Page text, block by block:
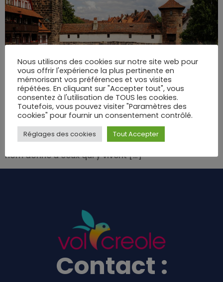
Comment s’appellent les habitants de Metz ? Cette
question peut surgir lorsqu’on découvre cette ville
du nord-est de la France, au riche passé historique,
située entre influences françaises et germaniques.
Metz séduit par ses ruelles anciennes, sa cathédrale
majestueuse et sa qualité de vie. Mais quel est le
nom donné à ceux qui y vivent […]
Contact :
Nous utilisons des cookies sur notre site web pour
vous offrir l'expérience la plus pertinente en
mémorisant vos préférences et vos visites
répétées. En cliquant sur "Accepter tout", vous
consentez à l'utilisation de TOUS les cookies.
Toutefois, vous pouvez visiter "Paramètres des
cookies" pour fournir un consentement contrôlé.
Réglages des cookies Tout Accepter